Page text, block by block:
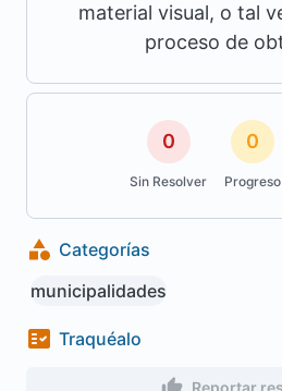
material visual, o tal
proceso de
0
Sin Resolver
0
Progreso
Categorías
municipalidades
Traquéalo
Reportar